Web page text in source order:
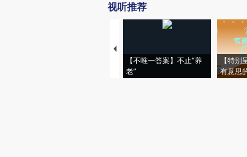
视听推荐
【不唯一答案】不止“养
老”
【特
有意思